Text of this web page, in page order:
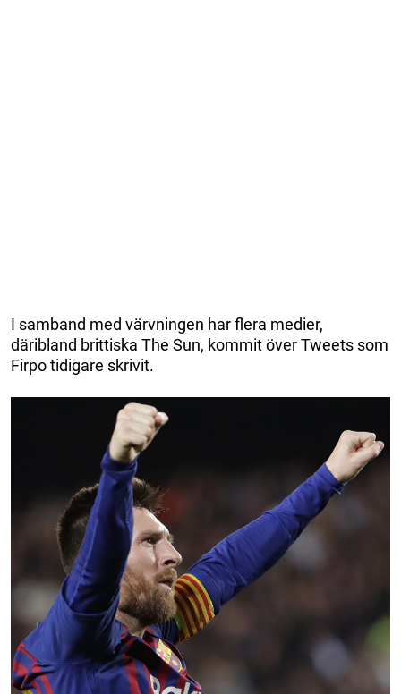
I samband med värvningen har flera medier,
däribland brittiska The Sun, kommit över Tweets som
Firpo tidigare skrivit.